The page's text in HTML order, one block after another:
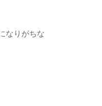
なりがちな